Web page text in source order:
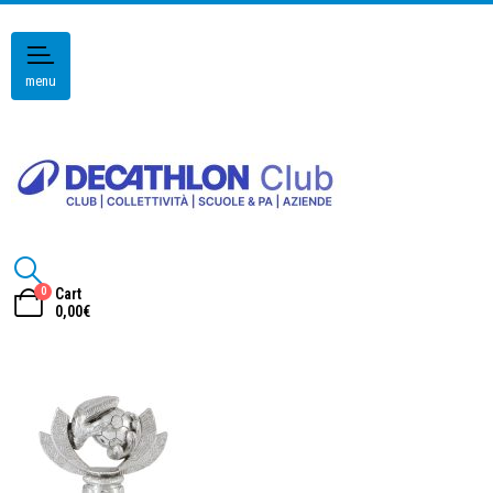
menu
0
Cart
0,00€